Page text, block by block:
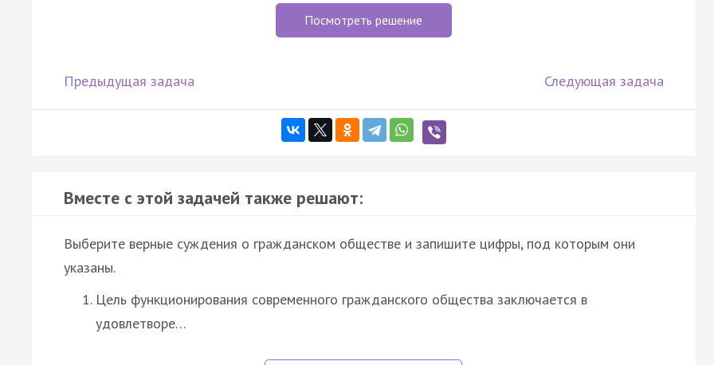
Посмотреть решение
Предыдущая задача Следующая задача
Вместе с этой задачей также решают:
Выберите верные суждения о гражданском обществе и запишите цифры, под которым они
указаны.
Цель функционирования современного гражданского общества заключается в
удовлетворе…